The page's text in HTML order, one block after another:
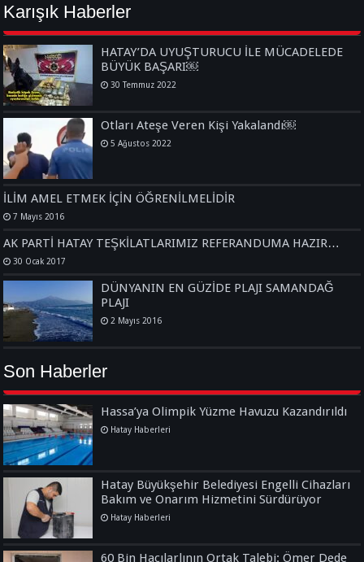
Karışık Haberler
HATAY’DA UYUŞTURUCU İLE MÜCADELEDE
BÜYÜK BAŞARI￼
30 Temmuz 2022
Otları Ateşe Veren Kişi Yakalandı￼
5 Ağustos 2022
İLİM AMEL ETMEK İÇİN ÖĞRENİLMELİDİR
7 Mayıs 2016
AK PARTİ HATAY TEŞKİLATLARIMIZ REFERANDUMA HAZIR…
30 Ocak 2017
DÜNYANIN EN GÜZİDE PLAJI SAMANDAĞ
PLAJI
2 Mayıs 2016
Son Haberler
Hassa’ya Olimpik Yüzme Havuzu Kazandırıldı
Hatay Haberleri
Hatay Büyükşehir Belediyesi Engelli Cihazları
Bakım ve Onarım Hizmetini Sürdürüyor
Hatay Haberleri
60 Bin Hacılarlının Ortak Talebi: Ömer Dede